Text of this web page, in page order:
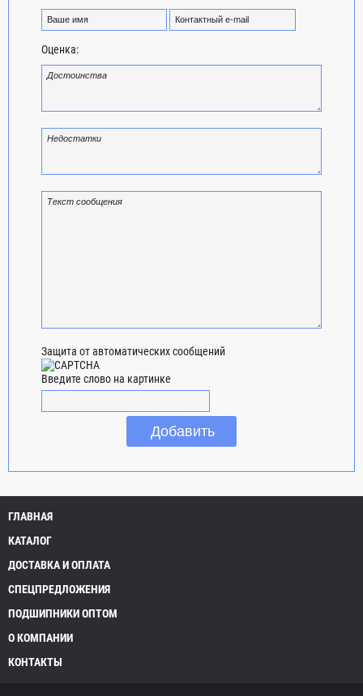
Оценка:
Защита от автоматических сообщений
Введите слово на картинке
ГЛАВНАЯ
КАТАЛОГ
ДОСТАВКА И ОПЛАТА
СПЕЦПРЕДЛОЖЕНИЯ
ПОДШИПНИКИ ОПТОМ
О КОМПАНИИ
КОНТАКТЫ